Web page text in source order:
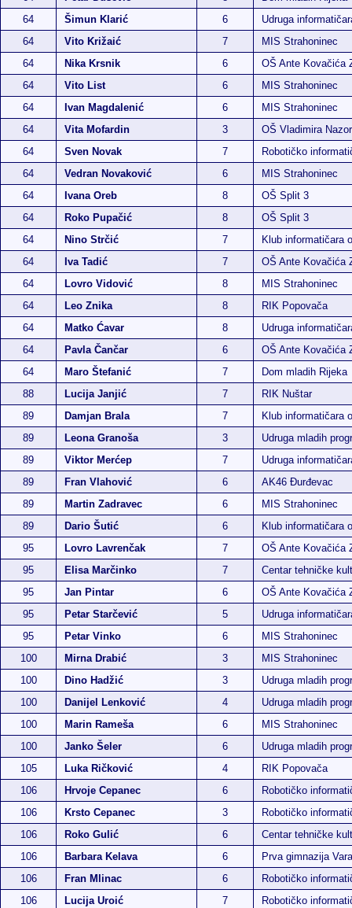
64
Šimun Klarić 6
Udruga
64
Vito Križaić 7
MIS Strahoninec
64
Nika Krsnik 6
OŠ Ante Kovačića
64
Vito List 6
MIS Strahoninec
64
Ivan Magdalenić 6
MIS Strahoninec
64
Vita Mofardin 3
OŠ Vladimira
64
Sven Novak 7
Robotičko
64
Vedran Novaković 6
MIS Strahoninec
64
Ivana Oreb 8
OŠ Split 3
64
Roko Pupačić 8
OŠ Split 3
64
Nino Strčić 7
Klub informatičara
64
Iva Tadić 7
OŠ Ante Kovačića
64
Lovro Vidović 8
MIS Strahoninec
64
Leo Znika 8
RIK Popovača
64
Matko Ćavar 8
Udruga
64
Pavla Čančar 6
OŠ Ante Kovačića
64
Maro Štefanić 7
Dom mladih Rijeka
88
Lucija Janjić 7
RIK Nuštar
89
Damjan Brala 7
Klub informatičara
89
Leona Granoša 3
Udruga mladih
89
Viktor Merćep 7
Udruga
89
Fran Vlahović 6
AK46 Đurđevac
89
Martin Zadravec 6
MIS Strahoninec
89
Dario Šutić 6
Klub informatičara
95
Lovro Lavrenčak 7
OŠ Ante Kovačića
95
Elisa Marčinko 7
Centar tehničke
95
Jan Pintar 6
OŠ Ante Kovačića
95
Petar Starčević 5
Udruga
95
Petar Vinko 6
MIS Strahoninec
100
Mirna Drabić 3
MIS Strahoninec
100
Dino Hadžić 3
Udruga mladih
100
Danijel Lenković 4
Udruga mladih
100
Marin Rameša 6
MIS Strahoninec
100
Janko Šeler 6
Udruga mladih
105
Luka Ričković 4
RIK Popovača
106
Hrvoje Cepanec 6
Robotičko
106
Krsto Cepanec 3
Robotičko
106
Roko Gulić 6
Centar tehničke
106
Barbara Kelava 6
Prva gimnazija
106
Fran Mlinac 6
Robotičko
106
Lucija Uroić 7
Robotičko